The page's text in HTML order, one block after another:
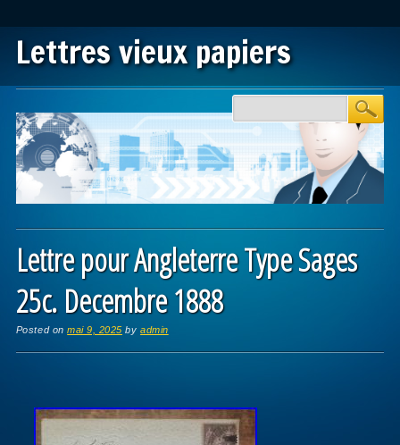
Lettres vieux papiers
Main menu
Lettre pour Angleterre Type Sages
25c. Decembre 1888
Posted onmai 9, 2025 byadmin